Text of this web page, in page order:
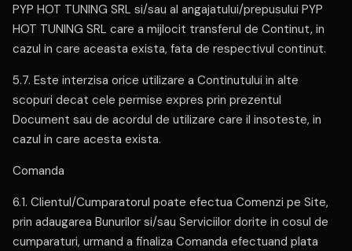
PYP HOT TUNING SRL si/sau al angajatului/prepusului PYP
HOT TUNING SRL care a mijlocit transferul de Continut, in
cazul in care aceasta exista, fata de respectivul continut.
5.7. Este interzisa orice utilizare a Continutului in alte
scopuri decat cele permise expres prin prezentul
Document sau de acordul de utilizare care il insoteste, in
cazul in care acesta exista.
Comanda
6.1. Clientul/Cumparatorul poate efectua Comenzi pe Site,
prin adaugarea Bunurilor si/sau Serviciilor dorite in cosul de
cumparaturi, urmand a finaliza Comanda efectuand plata